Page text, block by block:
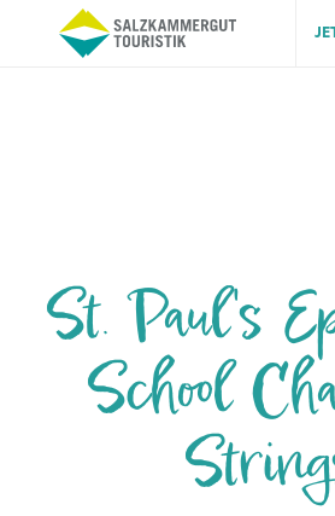
St. Paul's
School